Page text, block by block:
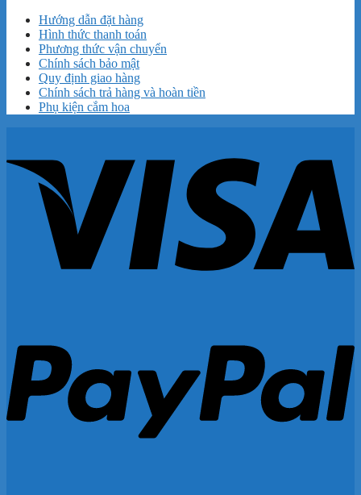
Hướng dẫn đặt hàng
Hình thức thanh toán
Phương thức vận chuyển
Chính sách bảo mật
Quy định giao hàng
Chính sách trả hàng và hoàn tiền
Phụ kiện cắm hoa